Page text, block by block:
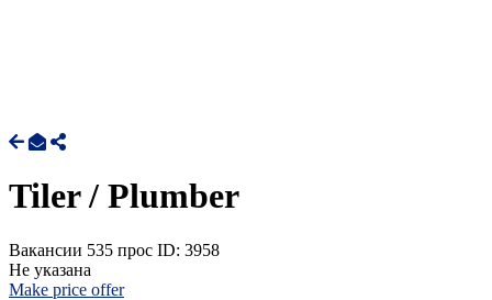
Tiler / Plumber
Вакансии 535 прос ID: 3958
Не указана
Make price offer